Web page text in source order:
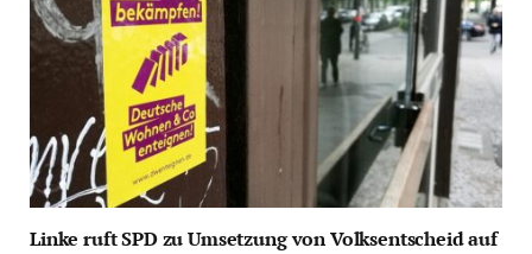
Linke ruft SPD zu Umsetzung von Volksentscheid auf